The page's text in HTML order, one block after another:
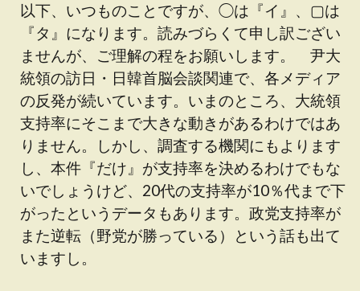
以下、いつものことですが、◯は『イ』、▢は
『タ』になります。読みづらくて申し訳ござい
ませんが、ご理解の程をお願いします。 尹大
統領の訪日・日韓首脳会談関連で、各メディア
の反発が続いています。いまのところ、大統領
支持率にそこまで大きな動きがあるわけではあ
りません。しかし、調査する機関にもよります
し、本件『だけ』が支持率を決めるわけでもな
いでしょうけど、20代の支持率が10％代まで下
がったというデータもあります。政党支持率が
また逆転（野党が勝っている）という話も出て
いますし。